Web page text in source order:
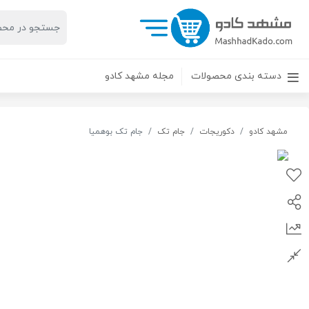
دسته بندی محصولات مجله مشهد کادو
مشهد کادو دکوریجات جام تک جام تک بوهمیا